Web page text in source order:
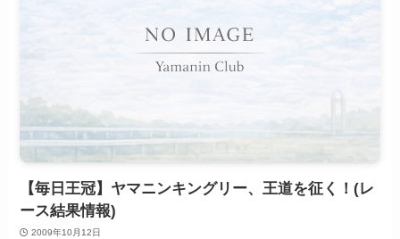
【毎日王冠】ヤマニンキングリー、王道を征く！(レ
ース結果情報)
2009年10月12日